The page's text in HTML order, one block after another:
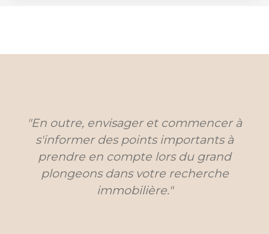
"En outre, envisager et commencer à
s'informer des points importants à
prendre en compte lors du grand
plongeons dans votre recherche
immobilière."